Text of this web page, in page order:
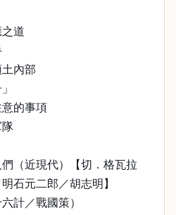
道
內部
的事項
隊
（近現代）【切．格瓦拉
石元二郎／胡志明】
計／戰國策）